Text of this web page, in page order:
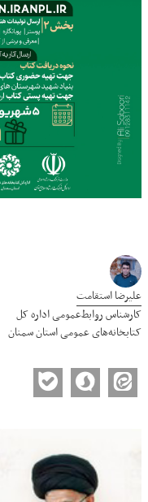
علیرضا استقامت
کارشناس روابط‌عمومی اداره کل
کتابخانه‌های عمومی استان سمنان